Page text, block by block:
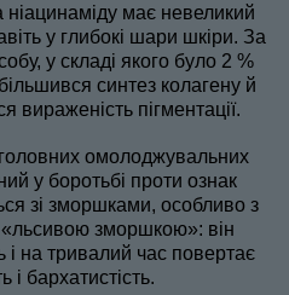
має невеликий
у глибокі шари шкіри. За
у складі якого було 2 %
синтез колагену й
вираженість пігментації.
омолоджувальних
у боротьбі проти ознак
зі зморшками, особливо з
зморшкою»: він
і на тривалий час повертає
і бархатистість.